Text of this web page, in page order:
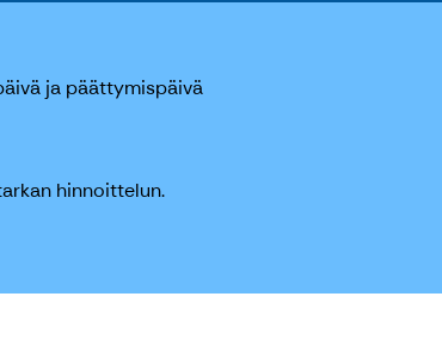
ja päättymispäivä
hinnoittelun.